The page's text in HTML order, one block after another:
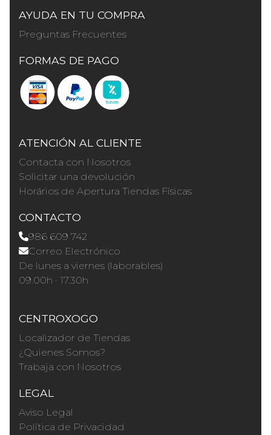
AYUDA EN TU COMPRA
Preguntas Frecuentes
FORMAS DE PAGO
ATENCIÓN AL CLIENTE
Contacta con Nosotros
Solicitar una devolución
Horários de Apertura Tiendas Físicas
CONTACTO
986 609 742
Correo Electrónico
De lunes a viernes (laborables)
09.00h · 17.30h
CENTROXOGO
Localizador de Tiendas
¿Quienes Somos?
Trabaja con Nosotros
LEGAL
Aviso Legal
Política de Privacidad